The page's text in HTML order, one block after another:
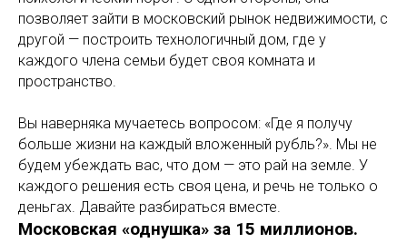
позволяет зайти в московский рынок недвижимости, с
другой — построить технологичный дом, где у
каждого члена семьи будет своя комната и
пространство.
Вы наверняка мучаетесь вопросом: «Где я получу
больше жизни на каждый вложенный рубль?». Мы не
будем убеждать вас, что дом — это рай на земле. У
каждого решения есть своя цена, и речь не только о
деньгах. Давайте разбираться вместе.
Московская «однушка» за 15 миллионов.